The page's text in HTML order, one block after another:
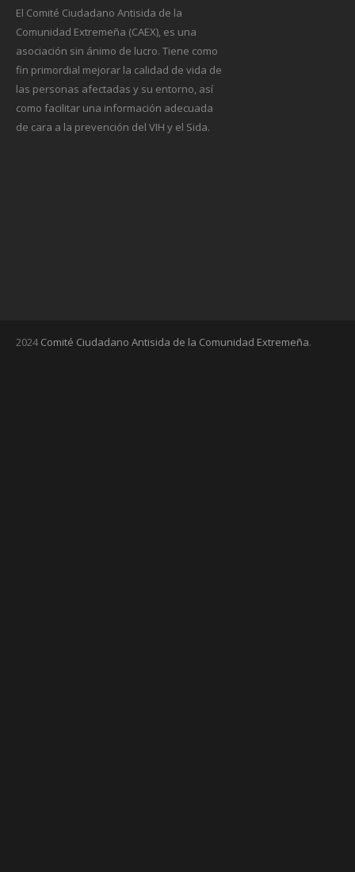
El Comité Ciudadano Antisida de la
Comunidad Extremeña (CAEX), es una
asociación sin ánimo de lucro. Tiene como
fin primordial mejorar la calidad de vida de
las personas afectadas y su entorno, así
como facilitar una información adecuada
de cara a la prevención del VIH y el Sida.
2024Comité Ciudadano Antisida de la Comunidad Extremeña.